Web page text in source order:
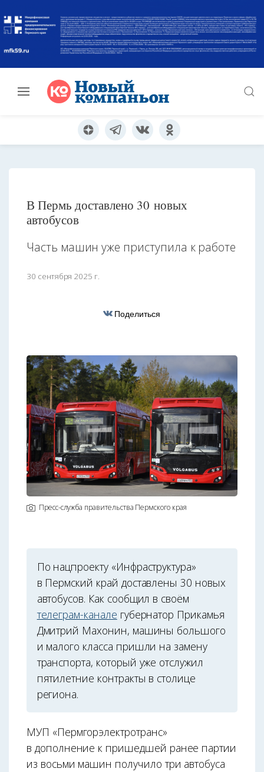
В Пермь доставлено 30 новых
автобусов
Часть машин уже приступила к работе
30 сентября 2025 г.
Поделиться
Пресс-служба правительства Пермского края
По нацпроекту «Инфраструктура»
в Пермский край доставлены 30 новых
автобусов. Как сообщил в своём
телеграм-канале губернатор Прикамья
Дмитрий Махонин, машины большого
и малого класса пришли на замену
транспорта, который уже отслужил
пятилетние контракты в столице
региона.
МУП «Пермгорэлектротранс»
в дополнение к пришедшей ранее партии
из восьми машин получило три автобуса